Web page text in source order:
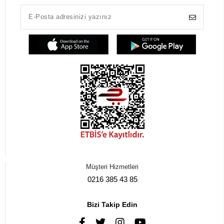
Müşteri Hizmetleri
0216 385 43 85
Bizi Takip Edin